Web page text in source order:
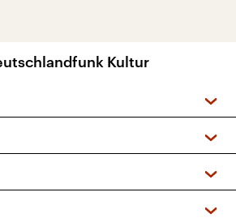
Kultur
Podcasts
Kinderprogramm
+ DAB+)